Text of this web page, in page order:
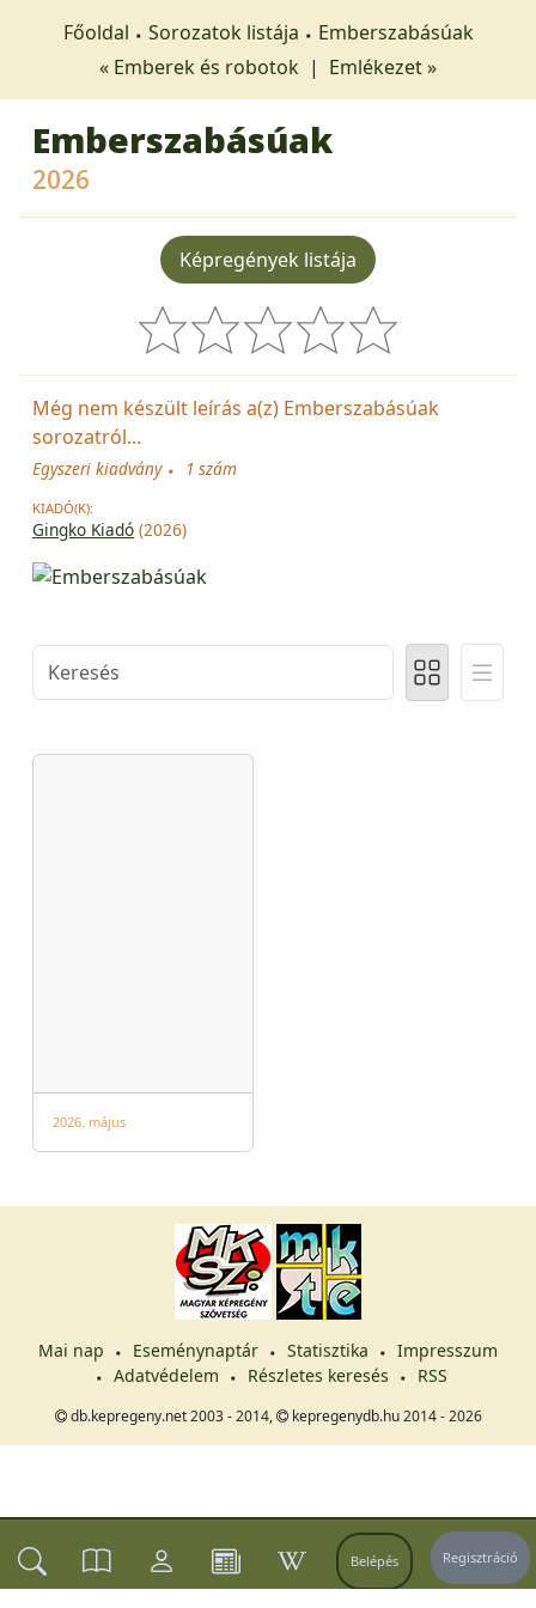
Belépés Regisztráció
Főoldal Sorozatok listája
Emberszabásúak
« Emberek és robotok | Emlékezet »
Emberszabásúak
2026
Képregények listája
Még nem készült leírás a(z) Emberszabásúak
sorozatról...
Egyszeri kiadvány 1 szám
KIADÓ(K):
Gingko Kiadó (2026)
2026. május
Mai nap Eseménynaptár Statisztika
Impresszum
Adatvédelem
Részletes keresés RSS
db.kepregeny.net 2003 - 2014, kepregenydb.hu 2014 - 2026